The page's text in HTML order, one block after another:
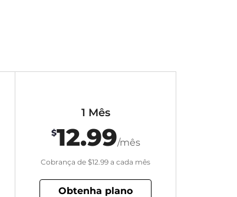
1 Mês
$12.99/mês
Cobrança de $12.99 a cada mês
Obtenha plano